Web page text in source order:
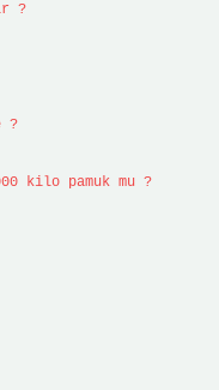
?
?
kilo pamuk mu ?